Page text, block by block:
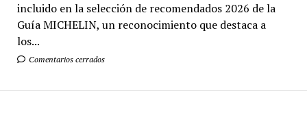
incluido en la selección de recomendados 2026 de la
Guía MICHELIN, un reconocimiento que destaca a
los...
Comentarios cerrados